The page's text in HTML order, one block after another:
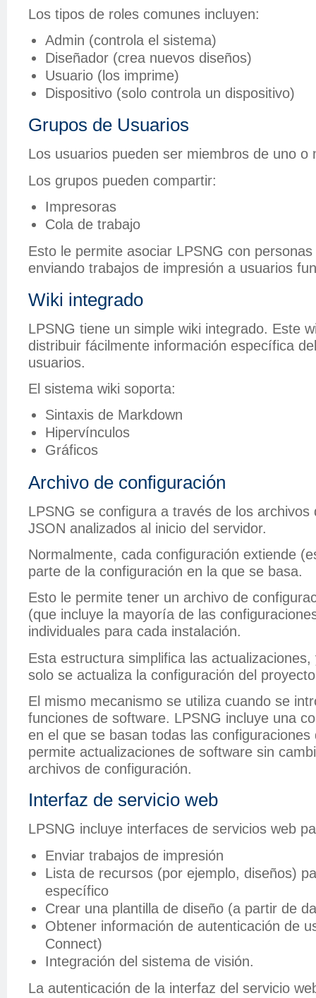
Los tipos de roles comunes incluyen:
Admin (controla el sistema)
Diseñador (crea nuevos diseños)
Usuario (los imprime)
Dispositivo (solo controla un dispositivo)
Grupos de Usuarios
Los usuarios pueden ser miembros de uno o
Los grupos pueden compartir:
Impresoras
Cola de trabajo
Esto le permite asociar LPSNG con
enviando trabajos de impresión a usuarios
Wiki integrado
LPSNG tiene un simple wiki integrado. Este
distribuir fácilmente información específica
usuarios.
El sistema wiki soporta:
Sintaxis de Markdown
Hipervínculos
Gráficos
Archivo de configuración
LPSNG se configura a través de los archivos
JSON analizados al inicio del servidor.
Normalmente, cada configuración extiende
parte de la configuración en la que se basa.
Esto le permite tener un archivo de
(que incluye la mayoría de las
individuales para cada instalación.
Esta estructura simplifica las
solo se actualiza la configuración del
El mismo mecanismo se utiliza cuando se
funciones de software. LPSNG incluye una
en el que se basan todas las
permite actualizaciones de software sin
archivos de configuración.
Interfaz de servicio web
LPSNG incluye interfaces de servicios web
Enviar trabajos de impresión
Lista de recursos (por ejemplo, diseños)
específico
Crear una plantilla de diseño (a partir de
Obtener información de autenticación de
Connect)
Integración del sistema de visión.
La autenticación de la interfaz del servicio